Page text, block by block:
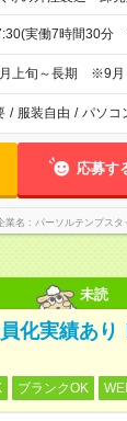
実働7時間30分
上旬～長期 ※9月
/ 服装自由 / パソコ
応募す
業名 パーソルテンプス
未読
化実績あり
ブランクOK